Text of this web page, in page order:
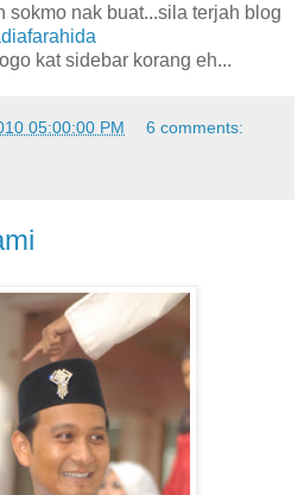
sokmo nak buat...sila terjah blog
kat sidebar korang eh...
05:00:00 PM 6 comments: